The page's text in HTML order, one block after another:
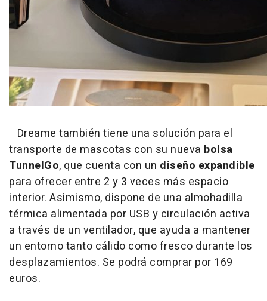
Dreame también tiene una solución para el
transporte de mascotas con su nueva bolsa
TunnelGo, que cuenta con un diseño expandible
para ofrecer entre 2 y 3 veces más espacio
interior. Asimismo, dispone de una almohadilla
térmica alimentada por USB y circulación activa
a través de un ventilador, que ayuda a mantener
un entorno tanto cálido como fresco durante los
desplazamientos. Se podrá comprar por 169
euros.